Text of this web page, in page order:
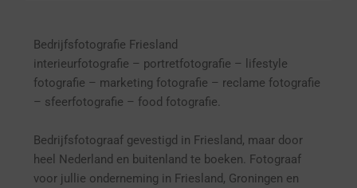
Bedrijfsfotografie Friesland
interieurfotografie – portretfotografie – l ifestyle
fotografie – marketing fotografie – reclame fotografie
– sfeerfotografie – food fotografie.
Bedrijfsfotograaf gevestigd in Friesland, maar door
heel Nederland en buitenland te boeken. Fotograaf
voor jullie onderneming in Friesland, Groningen en